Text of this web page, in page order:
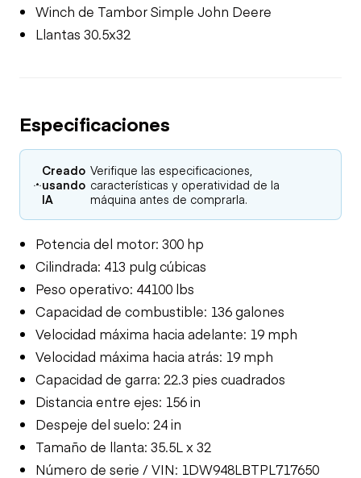
Winch de Tambor Simple John Deere
Llantas 30.5x32
Especificaciones
Creado
usando
IA
Verifique las especificaciones,
características y operatividad de la
máquina antes de comprarla.
Potencia del motor: 300 hp
Cilindrada: 413 pulg cúbicas
Peso operativo: 44100 lbs
Capacidad de combustible: 136 galones
Velocidad máxima hacia adelante: 19 mph
Velocidad máxima hacia atrás: 19 mph
Capacidad de garra: 22.3 pies cuadrados
Distancia entre ejes: 156 in
Despeje del suelo: 24 in
Tamaño de llanta: 35.5L x 32
Número de serie / VIN: 1DW948LBTPL717650